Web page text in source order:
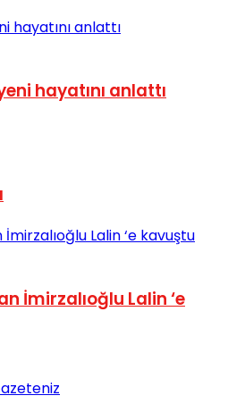
hayatını anlattı
İmirzalıoğlu Lalin ‘e